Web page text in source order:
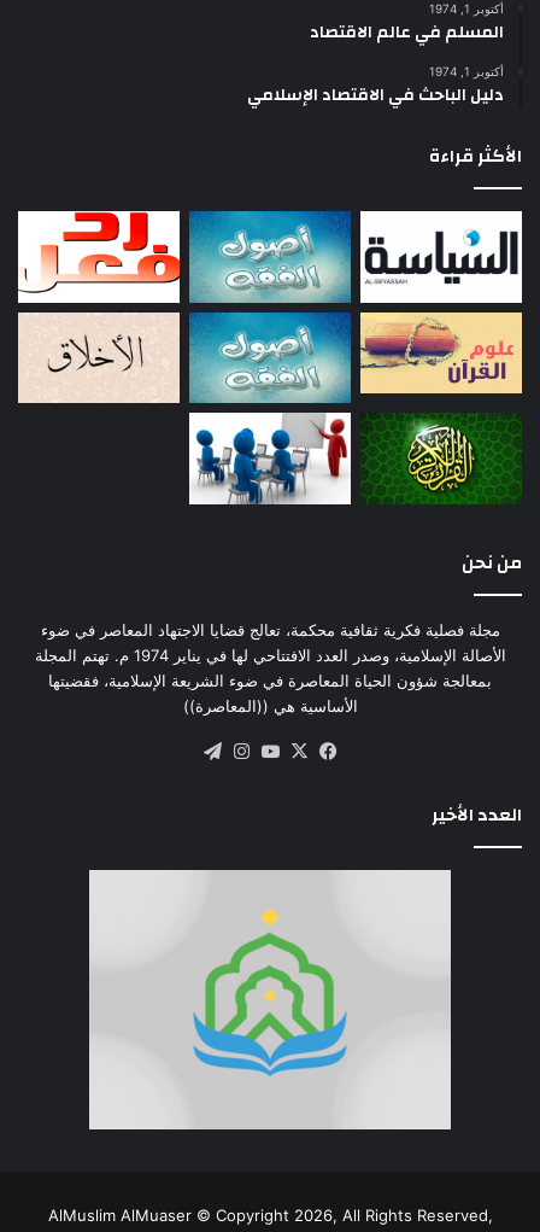
أكتوبر 1, 1974
المسلم في عالم الاقتصاد
أكتوبر 1, 1974
دليل الباحث في الاقتصاد الإسلامي
الأكثر قراءة
من نحن
مجلة فصلية فكرية ثقافية محكمة، تعالج قضايا الاجتهاد المعاصر في ضوء
الأصالة الإسلامية، وصدر العدد الافتتاحي لها في يناير 1974 م. تهتم المجلة
بمعالجة شؤون الحياة المعاصرة في ضوء الشريعة الإسلامية، فقضيتها
الأساسية هي ((المعاصرة))
فيسبوك
‫X
‫YouTube
انستقرام
العدد الأخير
AlMuslim AlMuaser © Copyright 2026, All Rights Reserved,